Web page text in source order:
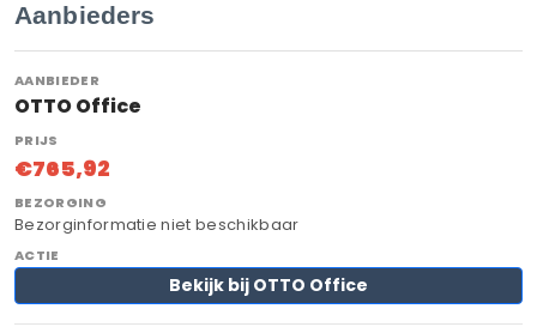
Aanbieders
OTTO Office
€765,92
Bezorginformatie niet beschikbaar
Bekijk bij OTTO Office